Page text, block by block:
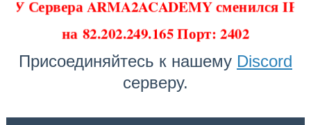
У Сервера ARMA2ACADEMY сменился IP
на82.202.249.165 Порт: 2402
Присоединяйтесь к нашему Discord
серверу.